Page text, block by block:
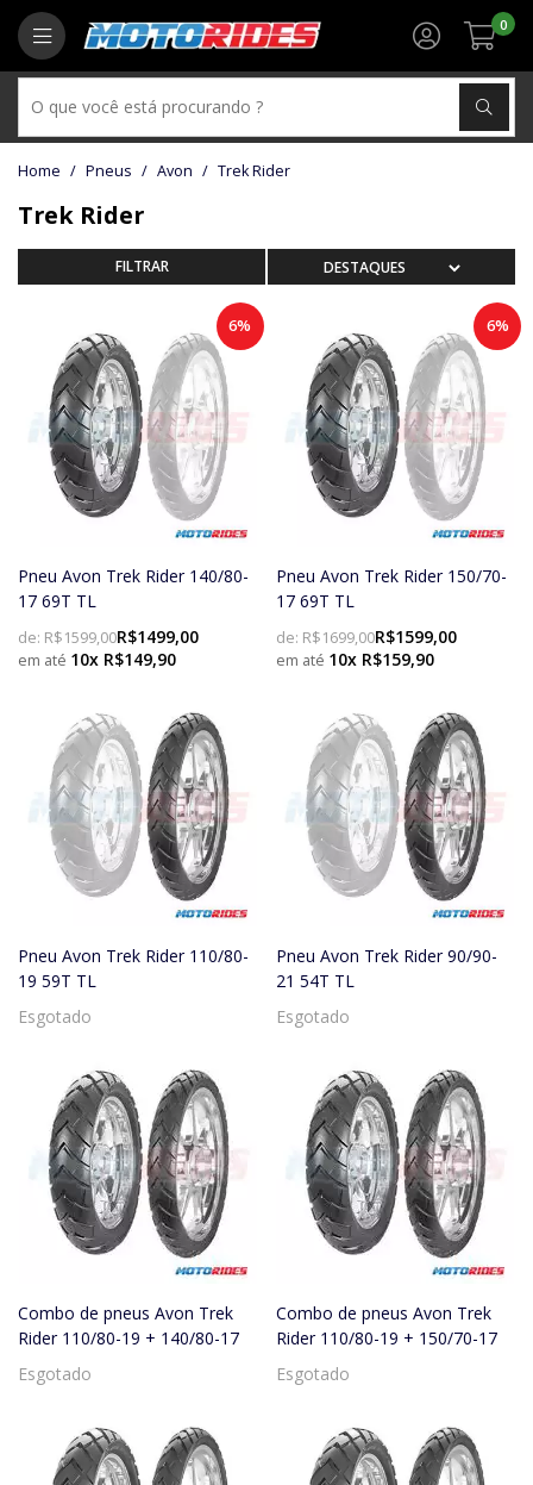
0
Pneus Avon Trek Rider
Trek Rider
Pneu Avon Trek Rider 140/80-
17 69T TL
de: R$1599,00R$1499,00
10x R$149,90
6%
Pneu Avon Trek Rider 150/70-
17 69T TL
de: R$1699,00R$1599,00
10x R$159,90
6%
Pneu Avon Trek Rider 110/80-
19 59T TL
Esgotado
Pneu Avon Trek Rider 90/90-
21 54T TL
Esgotado
Combo de pneus Avon Trek
Rider 110/80-19 + 140/80-17
Esgotado
Combo de pneus Avon Trek
Rider 110/80-19 + 150/70-17
Esgotado